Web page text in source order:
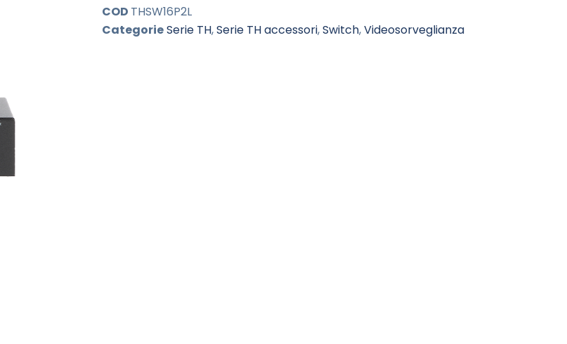
COD THSW16P2L
CategorieSerie TH,Serie TH accessori,Switch,Videosorveglianza